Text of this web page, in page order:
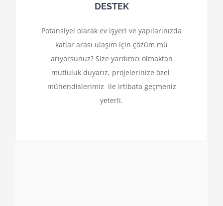
DESTEK
Potansiyel olarak ev işyeri ve yapılarınızda
katlar arası ulaşım için çözüm mü
arıyorsunuz? Size yardımcı olmaktan
mutluluk duyarız, projelerinize özel
mühendislerimiz ile irtibata geçmeniz
yeterli.